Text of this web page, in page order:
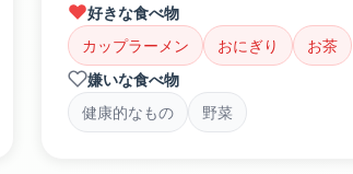
好きな食べ物
カップラーメン
おにぎり
お茶
嫌いな食べ物
健康的なもの
野菜